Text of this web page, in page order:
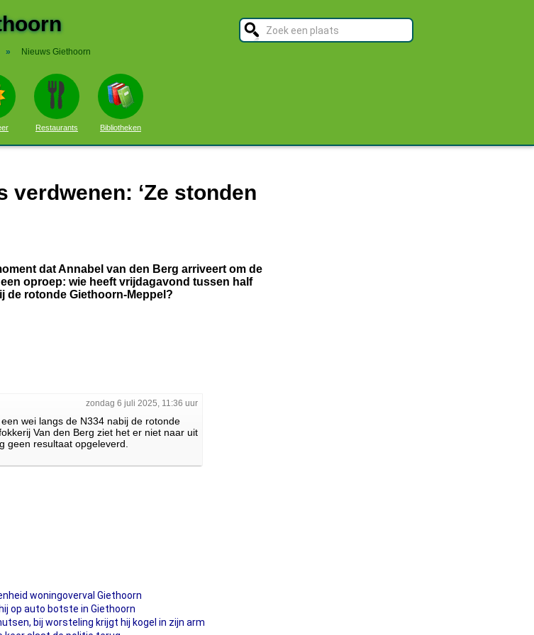
» Nieuws Giethoorn
Restaurants Bibliotheken
verdwenen: ‘Ze stonden
dat Annabel van den Berg arriveert om de
oproep: wie heeft vrijdagavond tussen half
de rotonde Giethoorn-Meppel?
zondag 6 juli 2025, 11:36 uur
wei langs de N334 nabij de rotonde
Van den Berg ziet het er niet naar uit
geen resultaat opgeleverd.
woningoverval Giethoorn
op auto botste in Giethoorn
bij worsteling krijgt hij kogel in zijn arm